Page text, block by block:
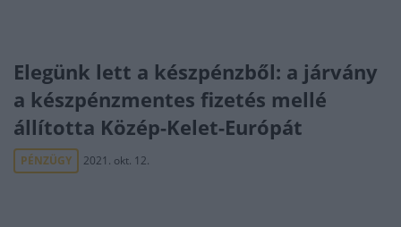
Elegünk lett a készpénzből: a járvány
a készpénzmentes fizetés mellé
állította Közép-Kelet-Európát
PÉNZÜGY 2021. okt. 12.